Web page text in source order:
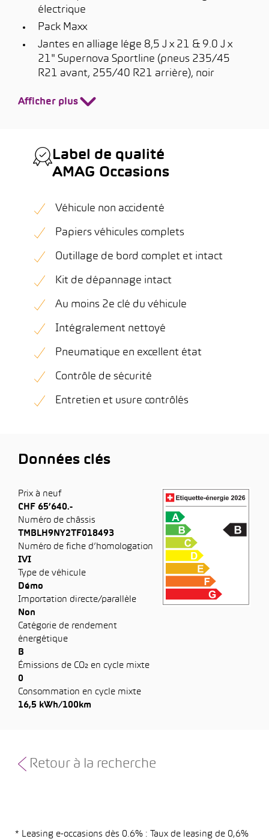
électrique
Pack Maxx
Jantes en alliage lége 8,5 J x 21 & 9.0 J x
21" Supernova Sportline (pneus 235/45
R21 avant, 255/40 R21 arrière), noir
Afficher plus
Label de qualité
AMAG Occasions
Véhicule non accidenté
Papiers véhicules complets
Outillage de bord complet et intact
Kit de dépannage intact
Au moins 2e clé du véhicule
Intégralement nettoyé
Pneumatique en excellent état
Contrôle de sécurité
Entretien et usure contrôlés
Données clés
Prix à neuf
CHF 65’640.-
Numéro de châssis
TMBLH9NY2TF018493
Numéro de fiche d’homologation
IVI
Type de véhicule
Démo
Importation directe/parallèle
Non
Catégorie de rendement
énergétique
B
Émissions de CO₂ en cycle mixte
0
Consommation en cycle mixte
16,5 kWh/100km
Retour à la recherche
* Leasing e-occasions dès 0.6% : Taux de leasing de 0,6%